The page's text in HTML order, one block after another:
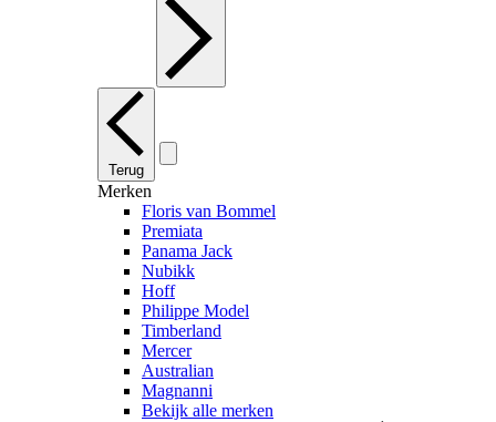
Terug
Merken
Floris van Bommel
Premiata
Panama Jack
Nubikk
Hoff
Philippe Model
Timberland
Mercer
Australian
Magnanni
Bekijk alle merken